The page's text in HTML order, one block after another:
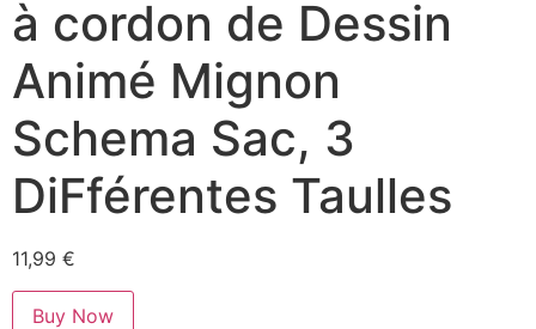
à cordon de Dessin
Animé Mignon
Schema Sac, 3
DiFférentes Taulles
11,99 €
Buy Now